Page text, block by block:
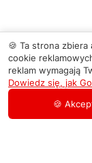
🍪 Ta strona zbiera
cookie
reklam wymagają
Dowiedz się, jak
🍪